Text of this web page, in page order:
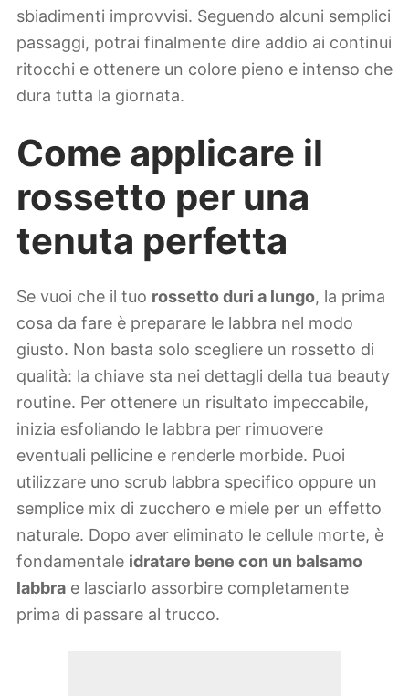
sbiadimenti improvvisi. Seguendo alcuni semplici
passaggi, potrai finalmente dire addio ai continui
ritocchi e ottenere un colore pieno e intenso che
dura tutta la giornata.
Come applicare il
rossetto per una
tenuta perfetta
Se vuoi che il tuo rossetto duri a lungo, la prima
cosa da fare è preparare le labbra nel modo
giusto. Non basta solo scegliere un rossetto di
qualità: la chiave sta nei dettagli della tua beauty
routine. Per ottenere un risultato impeccabile,
inizia esfoliando le labbra per rimuovere
eventuali pellicine e renderle morbide. Puoi
utilizzare uno scrub labbra specifico oppure un
semplice mix di zucchero e miele per un effetto
naturale. Dopo aver eliminato le cellule morte, è
fondamentale idratare bene con un balsamo
labbra e lasciarlo assorbire completamente
prima di passare al trucco.